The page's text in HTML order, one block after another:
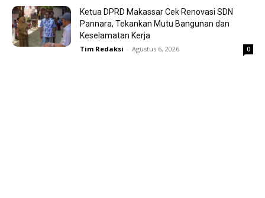
Ketua DPRD Makassar Cek Renovasi SDN
Pannara, Tekankan Mutu Bangunan dan
Keselamatan Kerja
Tim Redaksi - Agustus 6, 2026 0